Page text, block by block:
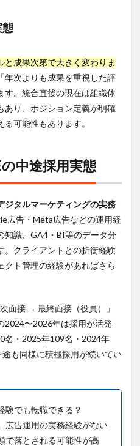
態
成果次第で大きく変わりま
次よりも成果を重視した評
す。統合直後の現在は組織体
あり、ポジション定義が明確
可能性もあります。
中途採用実態
ジタルマーケティングの実務
広告・Meta広告などの運用経
知識、GA4・BI等のデータ分
。クライアントとの折衝経験
クト管理の経験があればさら
面接 → 最終面接（役員）」
2024〜2026年は採用が活発
名・2025年109名・2024年
も同様に積極採用が続いてい
験でも転職できる？
広告運用の実務経験がない
で落とされる可能性が高